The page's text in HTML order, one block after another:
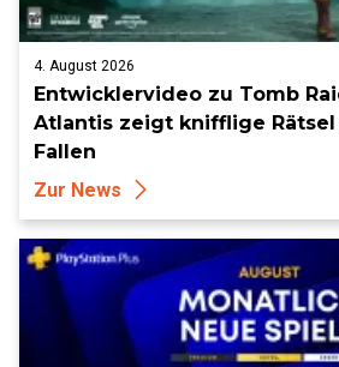
4. August 2026
Entwicklervideo zu Tomb
Atlantis zeigt knifflige
Fallen
Zur News